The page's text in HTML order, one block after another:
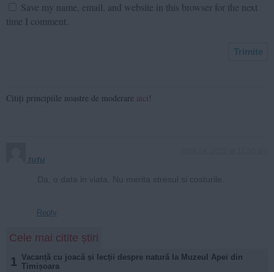
Save my name, email, and website in this browser for the next
time I comment.
Citiți principiile noastre de moderare aici!
tutu
Reply
Cele mai citite știri
1 Vacanță cu joacă și lecții despre natură la Muzeul Apei din
Timișoara